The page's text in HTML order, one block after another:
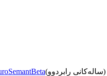
(ساله‌كانی رابردوو)